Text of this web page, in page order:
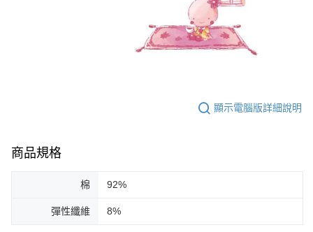
顯示電腦版詳細說明
商品規格
棉 92%
彈性纖維 8%